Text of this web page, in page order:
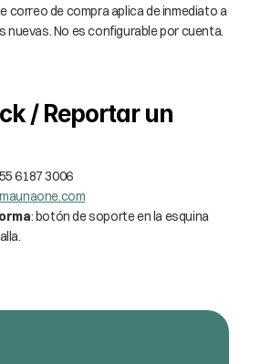
correo de compra aplica de inmediato a
nuevas. No es configurable por cuenta.
/ Reportar un
6187 3006
: botón de soporte en la esquina